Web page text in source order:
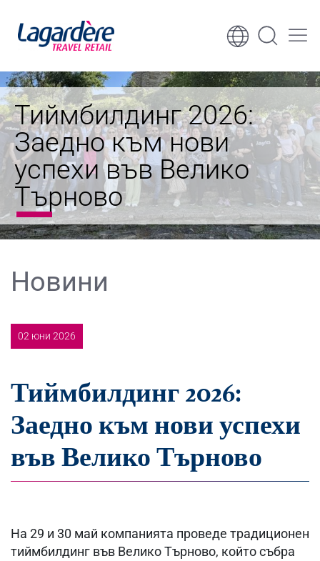
Към съдържанието
Тиймбилдинг 2026:
Заедно към нови
успехи във Велико
Търново
Новини
02 юни 2026
Тиймбилдинг 2026:
Заедно към нови успехи
във Велико Търново
На 29 и 30 май компанията проведе традиционен
тиймбилдинг във Велико Търново, който събра